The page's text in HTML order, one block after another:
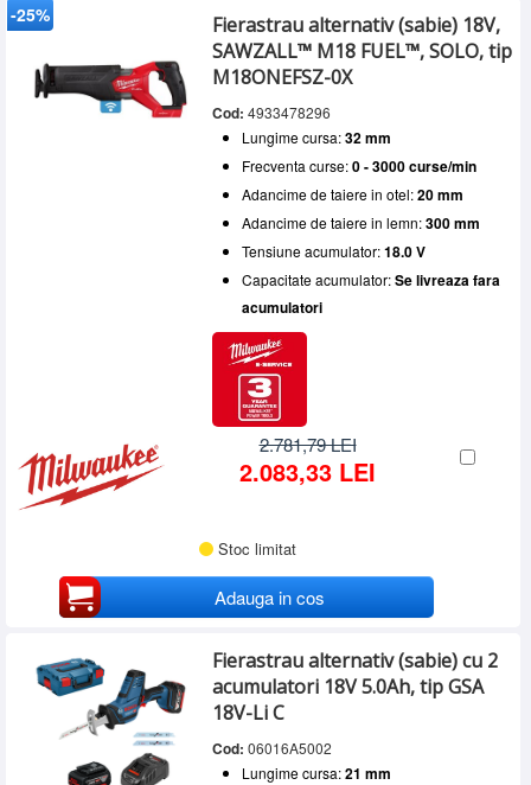
-25%
Fierastrau alternativ (sabie) 18V,
SAWZALL™ M18 FUEL™, SOLO, tip
M18ONEFSZ-0X
Cod: 4933478296
Lungime cursa:32 mm
Frecventa curse:0 - 3000 curse/min
Adancime de taiere in otel:20 mm
Adancime de taiere in lemn:300 mm
Tensiune acumulator:18.0 V
Capacitate acumulator:Se livreaza fara
acumulatori
2.781,79 LEI
2.083,33 LEI
Stoc limitat
Adauga in cos
Fierastrau alternativ (sabie) cu 2
acumulatori 18V 5.0Ah, tip GSA
18V-Li C
Cod: 06016A5002
Lungime cursa:21 mm